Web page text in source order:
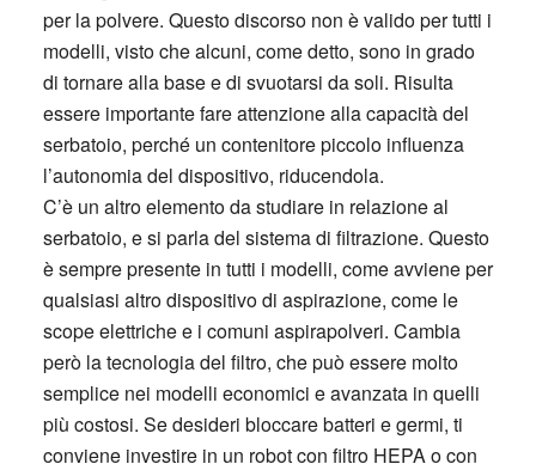
per la polvere. Questo discorso non è valido per tutti i
modelli, visto che alcuni, come detto, sono in grado
di tornare alla base e di svuotarsi da soli. Risulta
essere importante fare attenzione alla capacità del
serbatoio, perché un contenitore piccolo influenza
l’autonomia del dispositivo, riducendola.
C’è un altro elemento da studiare in relazione al
serbatoio, e si parla del sistema di filtrazione. Questo
è sempre presente in tutti i modelli, come avviene per
qualsiasi altro dispositivo di aspirazione, come le
scope elettriche e i comuni aspirapolveri. Cambia
però la tecnologia del filtro, che può essere molto
semplice nei modelli economici e avanzata in quelli
più costosi. Se desideri bloccare batteri e germi, ti
conviene investire in un robot con filtro HEPA o con